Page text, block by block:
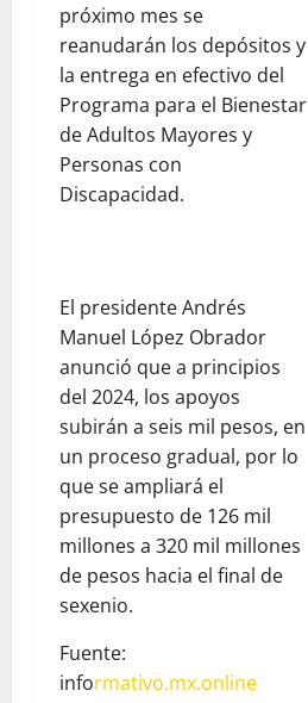
próximo mes se
reanudarán los depósitos y
la entrega en efectivo del
Programa para el Bienestar
de Adultos Mayores y
Personas con
Discapacidad.
El presidente Andrés
Manuel López Obrador
anunció que a principios
del 2024, los apoyos
subirán a seis mil pesos, en
un proceso gradual, por lo
que se ampliará el
presupuesto de 126 mil
millones a 320 mil millones
de pesos hacia el final de
sexenio.
Fuente:
informativo.mx.online